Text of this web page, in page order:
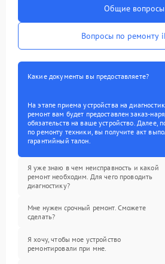
Общие вопросы
Вопросы по ремонту
Какие документы вы предоставляете?
На этапе приема устройства на
ремонт вам будет предоставлен заказ-
обязательств на ваше устройство. Далее,
по ремонту техники, вы получите акт
гарантийный талон.
Я уже знаю в чем неисправность и какой
ремонт необходим. Для чего проводить
диагностику?
Мне нужен срочный ремонт. Сможете
сделать?
Я хочу, чтобы мое устройство
ремонтировали при мне.